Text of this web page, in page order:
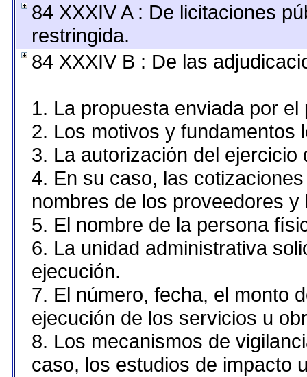
84 XXXIV A : De licitaciones
restringida.
84 XXXIV B : De las
1. La propuesta enviada por el
2. Los motivos y fundamentos
3. La autorización del ejercicio
4. En su caso, las
nombres de los proveedores y
5. El nombre de la persona
6. La unidad administrativa
ejecución.
7. El número, fecha, el monto
ejecución de los servicios u
8. Los mecanismos de
caso, los estudios de impacto